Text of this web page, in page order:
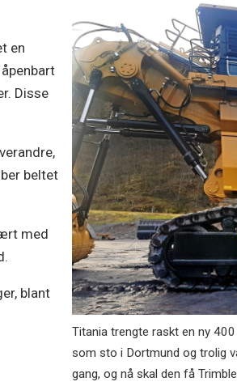
Titania trengte raskt en ny
som sto i Dortmund og trolig
gang, og nå skal den få
en
Disse
beltet
med
blant